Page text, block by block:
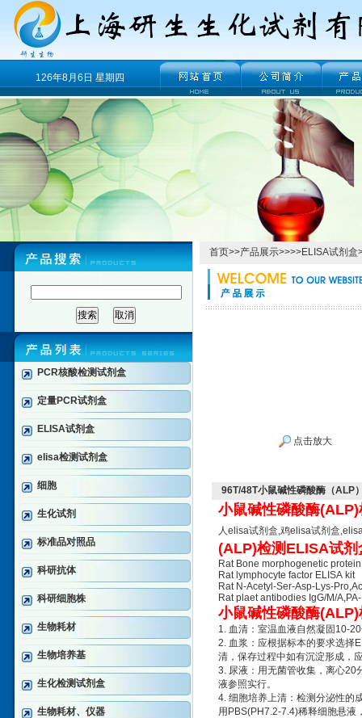
126年8月6日 星期四
PCR核酸检测试剂盒
定量PCR试剂盒
ELISA试剂盒
elisa检测试剂盒
细胞
生化试剂
标准品对照品
科研抗体
科研细胞株
生物耗材
生物培养基
生化检测试剂盒
生物耗材、仪器
首页>>产品展示>>>>ELISA试剂盒
点击放大
96T/48T小鼠碱性磷酸酶（ALP
小鼠碱性磷酸酶
人elisa试剂盒,鸡elisa试剂盒
(ALP)检测ELISA试剂
Rat Bone morphogenetic
Rat lymphocyte factor ELISA kit
Rat N-Acetyl-Ser-Asp-Lys-
Rat plaet antibodies IgG/M/
小鼠碱性磷酸酶
1. 血清：室温血液自然凝固10-
2. 血浆：应根据标本的要求选择
清，保存过程中如有沉淀形成，
3. 尿液：用无菌管收集，离心20
液参照实行。
4. 细胞培养上清：检测分泌性的
用PBS(PH7.2-7.4)稀释细胞悬液